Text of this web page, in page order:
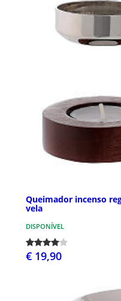
Queimador incenso
vela
DISPONÍVEL
€ 19,90